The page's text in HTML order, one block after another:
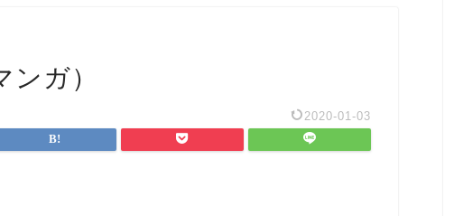
ガ）
2020-01-03